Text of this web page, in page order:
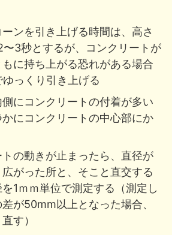
ンを引き上げる時間は、高さ
3秒とするが、コンクリートが
に持ち上がる恐れがある場合
ゆっくり引き上げる
にコンクリートの付着が多い
にコンクリートの中心部にか
トの動きが止まったら、直径が
がった所と、そこと直交する
1ｍｍ単位で測定する（測定し
が50mm以上となった場合、
す）